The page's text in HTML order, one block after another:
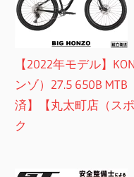
【2022年モデル】
ンゾ）27.5 650B
済】【丸太町店（ス
ク